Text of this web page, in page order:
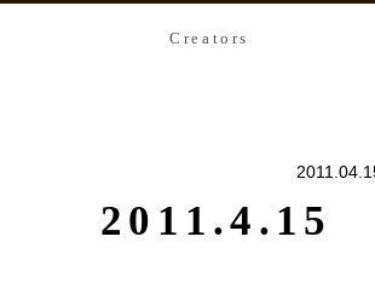
Creators
2011.4.15